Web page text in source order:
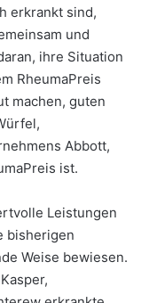
erkrankt sind,
und
ihre Situation
RheumaPreis
machen, guten
Abbott,
ist.
Leistungen
bisherigen
Weise bewiesen.